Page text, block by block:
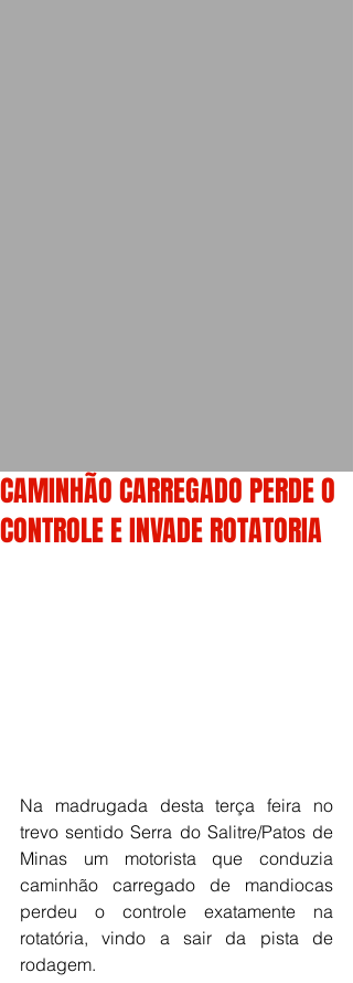
CAMINHÃO CARREGADO PERDE O
CONTROLE E INVADE ROTATORIA
Na madrugada desta terça feira no
trevo sentido Serra do Salitre/Patos de
Minas um motorista que conduzia
caminhão carregado de mandiocas
perdeu o controle exatamente na
rotatória, vindo a sair da pista de
rodagem.